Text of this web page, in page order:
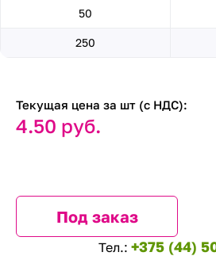
50
250
Текущая цена за шт (с НДС):
4.50 руб.
Под заказ
Тел.: +375 (44)